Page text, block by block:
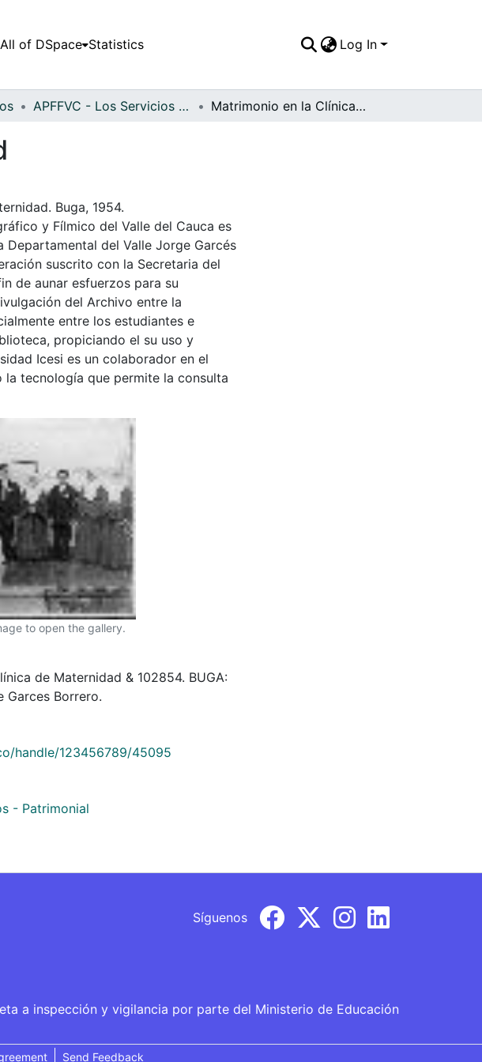
All of DSpace Statistics Log In
APFFVC - Los Servicios Públicos - Patrimonial Matrimonio en la Clínica de Maternidad
Buga, 1954.
y Fílmico del Valle del Cauca es
Departamental del Valle Jorge Garcés
suscrito con la Secretaria del
de aunar esfuerzos para su
del Archivo entre la
entre los estudiantes e
propiciando el su uso y
Icesi es un colaborador en el
tecnología que permite la consulta
to open the gallery.
de Maternidad & 102854. BUGA:
Garces Borrero.
handle/123456789/45095
- Patrimonial
Síguenos
a inspección y vigilancia por parte del Ministerio de Educación
Send Feedback